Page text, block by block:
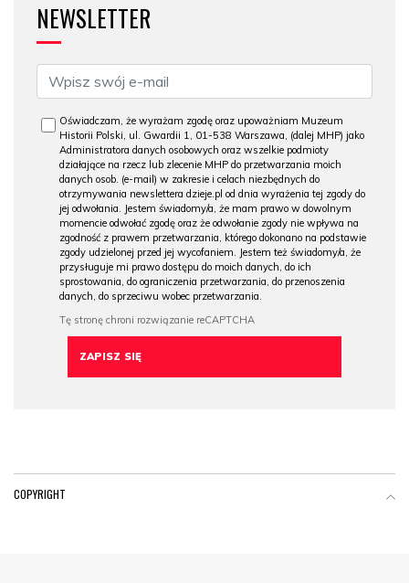
NEWSLETTER
Oświadczam, że wyrażam zgodę oraz upoważniam Muzeum
Historii Polski, ul. Gwardii 1, 01-538 Warszawa, (dalej MHP) jako
Administratora danych osobowych oraz wszelkie podmioty
działające na rzecz lub zlecenie MHP do przetwarzania moich
danych osob. (e-mail) w zakresie i celach niezbędnych do
otrzymywania newslettera dzieje.pl od dnia wyrażenia tej zgody do
jej odwołania. Jestem świadomy/a, że mam prawo w dowolnym
momencie odwołać zgodę oraz że odwołanie zgody nie wpływa na
zgodność z prawem przetwarzania, którego dokonano na podstawie
zgody udzielonej przed jej wycofaniem. Jestem też świadomy/a, że
przysługuje mi prawo dostępu do moich danych, do ich
sprostowania, do ograniczenia przetwarzania, do przenoszenia
danych, do sprzeciwu wobec przetwarzania.
COPYRIGHT